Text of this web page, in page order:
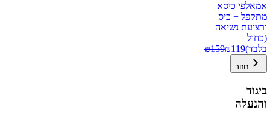
אמאלפי כיסא
מתקפל + כיס
ורצועת נשיאה
(כחול
בלבד)
₪119
₪159
חזור
ביגוד
והנעלה